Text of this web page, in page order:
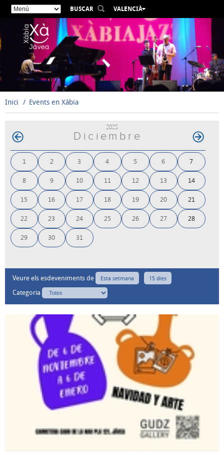
BUSCAR
VALENCIÀ
ESPAÑOL
ENGLISH
DEUTSCH
РУССКИЙ
Inici Events en Xàbia
2025
Diciembre
1 2 3 4 5 6 7
8 9 10 11 12 13 14
15 16 17 18 19 20 21
22 23 24 25 26 27 28
29 30 31
Veure els esdeveniments de Esta setmana 15 dies
Categoria